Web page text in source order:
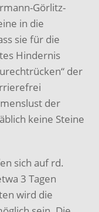
Görlitz-
in die
sie für die
Hindernis
der
der
keine Steine
sich auf rd.
3 Tagen
wird die